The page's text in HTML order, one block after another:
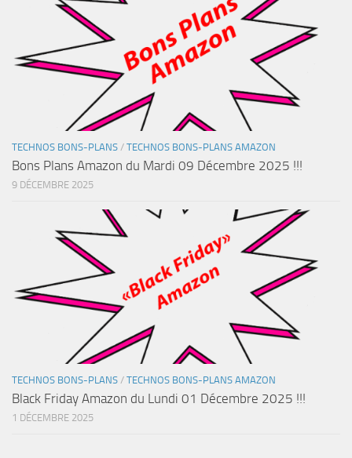
TECHNOS BONS-PLANS / TECHNOS BONS-PLANS AMAZON
Bons Plans Amazon du Mardi 09 Décembre 2025 !!!
9 DÉCEMBRE 2025
TECHNOS BONS-PLANS / TECHNOS BONS-PLANS AMAZON
Black Friday Amazon du Lundi 01 Décembre 2025 !!!
1 DÉCEMBRE 2025